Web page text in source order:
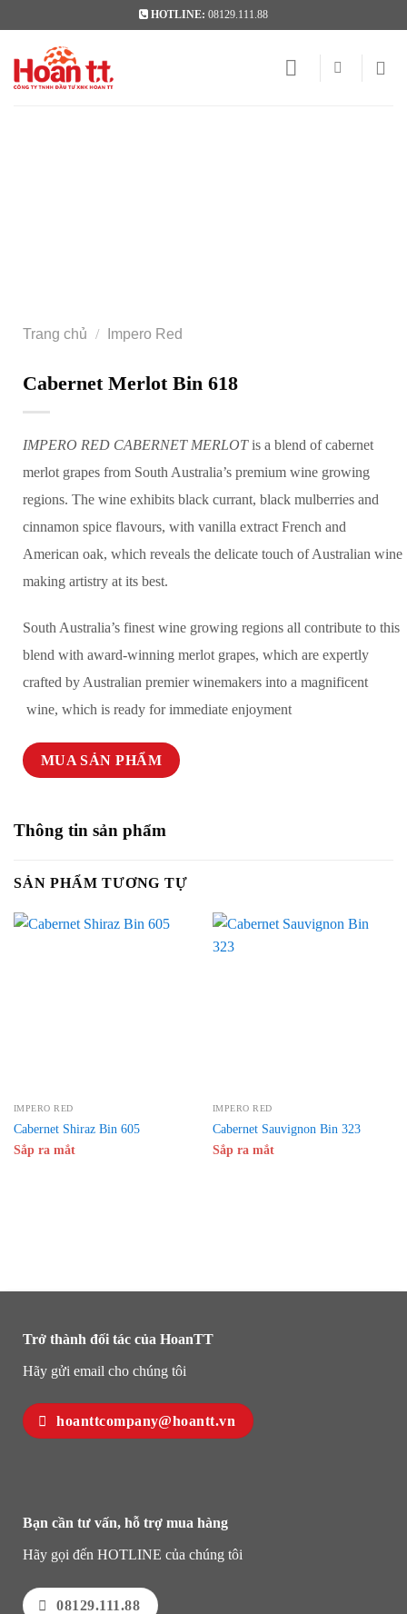
to
content
HOTLINE: 08129.111.88
Trang chủ / Impero Red
Cabernet Merlot Bin 618
IMPERO RED CABERNET MERLOTis a blend of cabernet
merlot grapes from South Australia’s premium wine growing
regions. The wine exhibits black currant, black mulberries and
cinnamon spice flavours, with vanilla extract French and
American oak, which reveals the delicate touch of Australian wine
making artistry at its best.
South Australia’s finest wine growing regions all contribute to this
blend with award-winning merlot grapes, which are expertly
crafted by Australian premier winemakers into a magnificent
wine, which is ready for immediate enjoyment
MUA SẢN PHẨM
Thông tin sản phẩm
SẢN PHẨM TƯƠNG TỰ
IMPERO RED
Cabernet Shiraz Bin 605
Sắp ra mắt
IMPERO RED
Cabernet Sauvignon Bin 323
Sắp ra mắt
Trở thành đối tác của HoanTT
Hãy gửi email cho chúng tôi
hoanttcompany@hoantt.vn
Bạn cần tư vấn, hỗ trợ mua hàng
Hãy gọi đến HOTLINE của chúng tôi
08129.111.88